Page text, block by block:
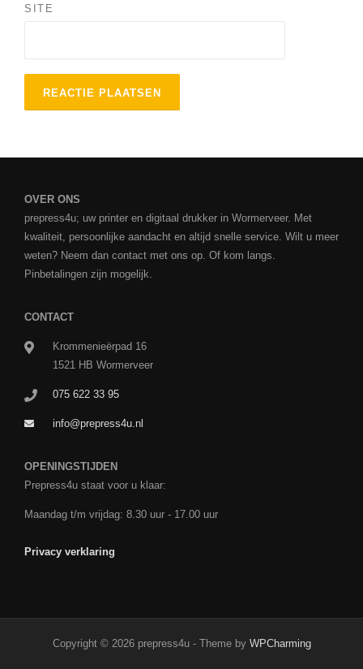
SITE
OVER ONS
prepress4u; uw printer en digitaal drukker in Wormerveer. Met
kwaliteit, persoonlijke aandacht en altijd snelle service. Wilt u meer
weten? Neem dan contact met ons op. Of kom langs.
Pinbetalingen zijn mogelijk.
CONTACT
Krommenieërpad 16
1521 HB Wormerveer
075 622 33 95
info@prepress4u.nl
OPENINGSTIJDEN
Prepress4u staat voor u klaar:
Maandag t/m vrijdag: 8.30 uur - 17.00 uur
Privacy verklaring
Copyright © 2026 prepress4u - Theme by WPCharming